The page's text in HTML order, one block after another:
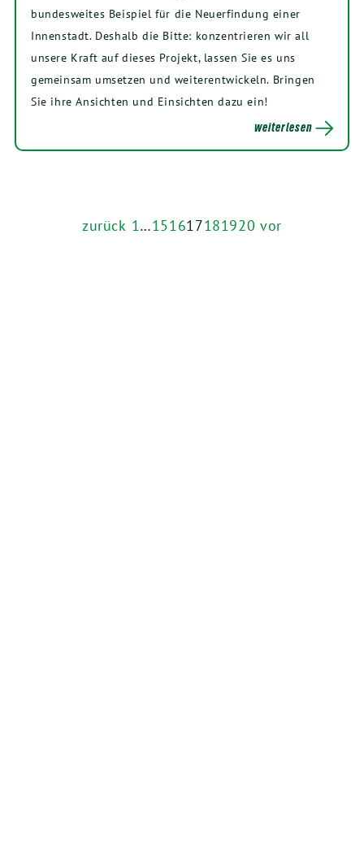
bundesweites Beispiel für die Neuerfindung einer
Innenstadt. Deshalb die Bitte: konzentrieren wir all
unsere Kraft auf dieses Projekt, lassen Sie es uns
gemeinsam umsetzen und weiterentwickeln. Bringen
Sie ihre Ansichten und Einsichten dazu ein!
weiterlesen
zurück 1…151617181920 vor